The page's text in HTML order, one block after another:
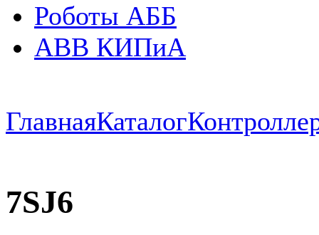
Роботы АББ
ABB КИПиА
ГлавнаяКаталог
7SJ6